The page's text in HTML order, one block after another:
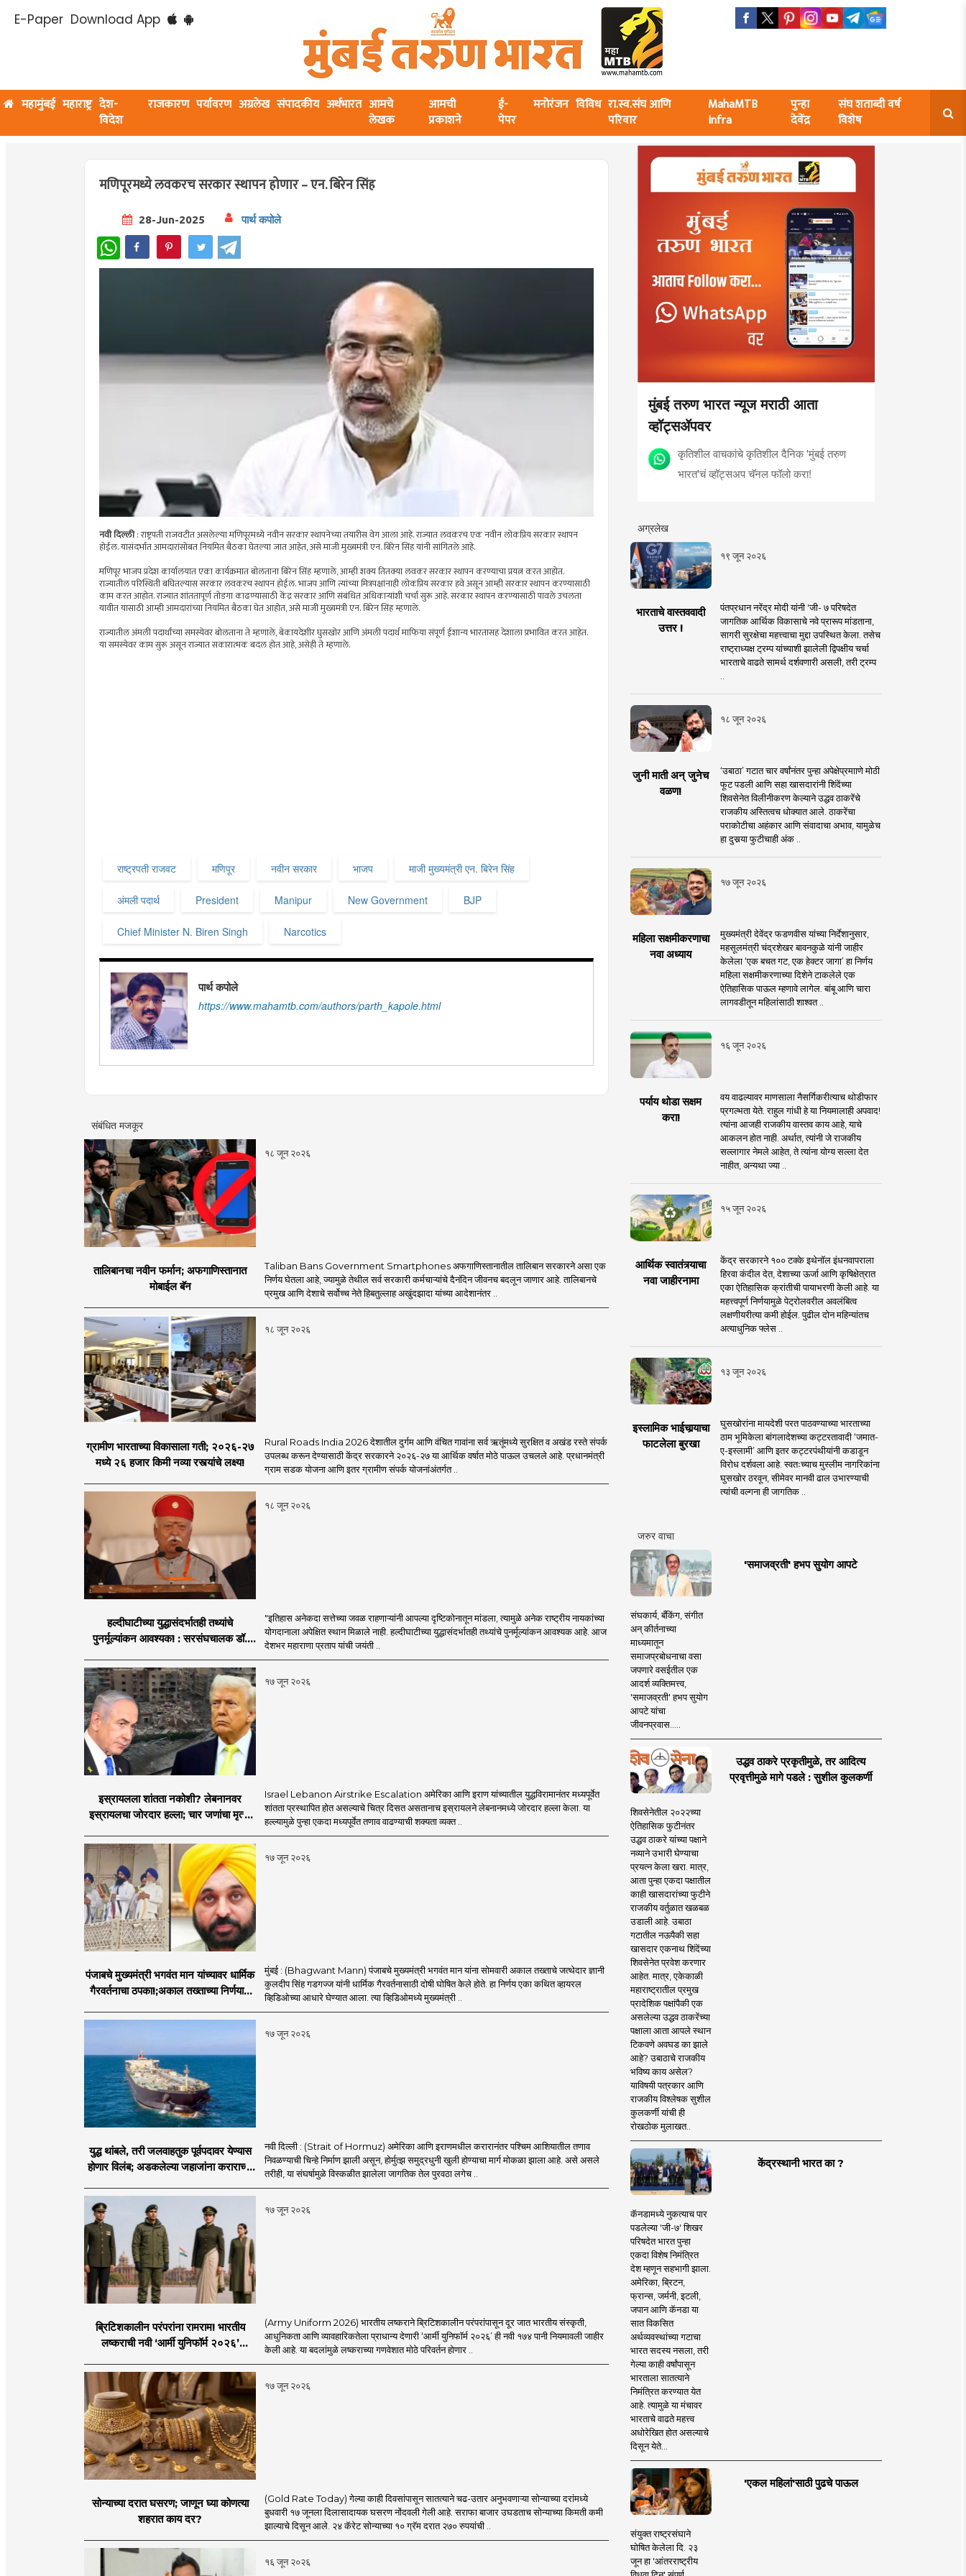
E-Paper Download App
महामुंबई महाराष्ट्र देश-
विदेश
राजकारण पर्यावरण अग्रलेख संपादकीय अर्थभारत आमचे
लेखक
आमची
प्रकाशने
ई-
पेपर
मनोरंजन विविध रा.स्व.संघ आणि
परिवार
MahaMTB
Infra
पुन्हा
देवेंद्र
संघ शताब्दी वर्ष
विशेष
मणिपूरमध्ये लवकरच सरकार स्थापन होणार – एन. बिरेन सिंह
28-Jun-2025 पार्थ कपोले
WhatsApp
नवी दिल्ली: राष्ट्रपती राजवटीत असलेल्या मणिपूरमध्ये नवीन सरकार स्थापनेच्या तयारीस वेग आला आहे. राज्यात लवकरच एक नवीन लोकप्रिय सरकार स्थापन
होईल. यासंदर्भात आमदारांसोबत नियमित बैठका घेतल्या जात आहेत, असे माजी मुख्यमंत्री एन. बिरेन सिंह यांनी सांगितले आहे.
मणिपूर भाजप प्रदेश कार्यालयात एका कार्यक्रमात बोलताना बिरेन सिंह म्हणाले, आम्ही शक्य तितक्या लवकर सरकार स्थापन करण्याचा प्रयत्न करत आहोत.
राज्यातील परिस्थिती बघितल्यास सरकार लवकरच स्थापन होईल. भाजप आणि त्यांच्या मित्रपक्षांनाही लोकप्रिय सरकार हवे असून आम्ही सरकार स्थापन करण्यासाठी
काम करत आहोत. राज्यात शांततापूर्ण तोडगा काढण्यासाठी केंद्र सरकार आणि संबंधित अधिकाऱ्यांशी चर्चा सुरू आहे. सरकार स्थापन करण्यासाठी पावले उचलता
यावीत यासाठी आम्ही आमदारांच्या नियमित बैठका घेत आहोत, असे माजी मुख्यमंत्री एन. बिरेन सिंह म्हणाले.
राज्यातील अंमली पदार्थांच्या समस्येवर बोलताना ते म्हणाले, बेकायदेशीर घुसखोर आणि अंमली पदार्थ माफिया संपूर्ण ईशान्य भारतासह देशाला प्रभावित करत आहेत.
या समस्येवर काम सुरू असून राज्यात सकारात्मक बदल होत आहे, असेही ते म्हणाले.
राष्ट्रपती राजवट मणिपूर नवीन सरकार भाजप माजी मुख्यमंत्री एन. बिरेन सिंह
अंमली पदार्थ President Manipur New Government BJP
Chief Minister N. Biren Singh Narcotics
पार्थ कपोले
https://www.mahamtb.com/authors/parth_kapole.html
संबंधित मजकूर
१८ जून २०२६
तालिबानचा नवीन फर्मान; अफगाणिस्तानात
मोबाईल बॅन
Taliban Bans Government Smartphones अफगाणिस्तानातील तालिबान सरकारने असा एक
निर्णय घेतला आहे, ज्यामुळे तेथील सर्व सरकारी कर्मचाऱ्यांचे दैनंदिन जीवनच बदलून जाणार आहे. तालिबानचे
प्रमुख आणि देशाचे सर्वोच्च नेते हिबतुल्लाह अखुंदझादा यांच्या आदेशानंतर ..
१८ जून २०२६
ग्रामीण भारताच्या विकासाला गती; २०२६-२७
मध्ये २६ हजार किमी नव्या रस्त्यांचे लक्ष्य!
Rural Roads India 2026 देशातील दुर्गम आणि वंचित गावांना सर्व ऋतूंमध्ये सुरक्षित व अखंड रस्ते संपर्क
उपलब्ध करून देण्यासाठी केंद्र सरकारने २०२६-२७ या आर्थिक वर्षात मोठे पाऊल उचलले आहे. प्रधानमंत्री
ग्राम सडक योजना आणि इतर ग्रामीण संपर्क योजनांअंतर्गत ..
१८ जून २०२६
हल्दीघाटीच्या युद्धासंदर्भातही तथ्यांचे
पुनर्मूल्यांकन आवश्यक! : सरसंघचालक डॉ.
"इतिहास अनेकदा सत्तेच्या जवळ राहणाऱ्यांनी आपल्या दृष्टिकोनातून मांडला, त्यामुळे अनेक राष्ट्रीय नायकांच्या
योगदानाला अपेक्षित स्थान मिळाले नाही. हल्दीघाटीच्या युद्धासंदर्भातही तथ्यांचे पुनर्मूल्यांकन आवश्यक आहे. आज
देशभर महाराणा प्रताप यांची जयंती ..
१७ जून २०२६
इस्रायलला शांतता नकोशी? लेबनानवर
इस्रायलचा जोरदार हल्ला; चार जणांचा मृत्यू,
Israel Lebanon Airstrike Escalation अमेरिका आणि इराण यांच्यातील युद्धविरामानंतर मध्यपूर्वेत
शांतता प्रस्थापित होत असल्याचे चित्र दिसत असतानाच इस्रायलने लेबनानमध्ये जोरदार हल्ला केला. या
हल्ल्यामुळे पुन्हा एकदा मध्यपूर्वेत तणाव वाढण्याची शक्यता व्यक्त ..
१७ जून २०२६
पंजाबचे मुख्यमंत्री भगवंत मान यांच्यावर धार्मिक
गैरवर्तनाचा ठपका!;अकाल तख्ताच्या निर्णयाने
मुंबई : (Bhagwant Mann) पंजाबचे मुख्यमंत्री भगवंत मान यांना सोमवारी अकाल तख्ताचे जत्थेदार ज्ञानी
कुलदीप सिंह गडगज्ज यांनी धार्मिक गैरवर्तनासाठी दोषी घोषित केले होते. हा निर्णय एका कथित व्हायरल
व्हिडिओच्या आधारे घेण्यात आला. त्या व्हिडिओमध्ये मुख्यमंत्री ..
१७ जून २०२६
युद्ध थांबले, तरी जलवाहतुक पूर्वपदावर येण्यास
होणार विलंब; अडकलेल्या जहाजांना कराराच्या
नवी दिल्ली : (Strait of Hormuz) अमेरिका आणि इराणमधील करारानंतर पश्चिम आशियातील तणाव
निवळण्याची चिन्हे निर्माण झाली असून, होर्मुत्झ समुद्रधुनी खुली होण्याचा मार्ग मोकळा झाला आहे. असे असले
तरीही, या संघर्षामुळे विस्कळीत झालेला जागतिक तेल पुरवठा लगेच ..
१७ जून २०२६
ब्रिटिशकालीन परंपरांना रामराम! भारतीय
लष्कराची नवी ‘आर्मी युनिफॉर्म २०२६’
(Army Uniform 2026) भारतीय लष्कराने ब्रिटिशकालीन परंपरांपासून दूर जात भारतीय संस्कृती,
आधुनिकता आणि व्यावहारिकतेला प्राधान्य देणारी ‘आर्मी युनिफॉर्म २०२६’ ही नवी १७४ पानी नियमावली जाहीर
केली आहे. या बदलांमुळे लष्कराच्या गणवेशात मोठे परिवर्तन होणार ..
१७ जून २०२६
सोन्याच्या दरात घसरण; जाणून घ्या कोणत्या
शहरात काय दर?
(Gold Rate Today) गेल्या काही दिवसांपासून सातत्याने चढ-उतार अनुभवणाऱ्या सोन्याच्या दरांमध्ये
बुधवारी १७ जूनला दिलासादायक घसरण नोंदवली गेली आहे. सराफा बाजार उघडताच सोन्याच्या किमती कमी
झाल्याचे दिसून आले. २४ कॅरेट सोन्याच्या १० ग्रॅम दरात २७० रुपयांची ..
१६ जून २०२६
मुंबई तरुण भारत न्यूज मराठी आता
व्हॉट्सॲपवर
कृतिशील वाचकांचे कृतिशील दैनिक 'मुंबई तरुण
भारत'चं व्हॉट्सअप चॅनल फॉलो करा!
अग्रलेख
१९ जून २०२६
भारताचे वास्तववादी
उत्तर !
पंतप्रधान नरेंद्र मोदी यांनी 'जी- ७ परिषदेत
जागतिक आर्थिक विकासाचे नवे प्रारूप मांडताना,
सागरी सुरक्षेचा महत्त्वाचा मुद्दा उपस्थित केला. तसेच
राष्ट्राध्यक्ष ट्रम्प यांच्याशी झालेली द्विपक्षीय चर्चा
भारताचे वाढते सामर्थ दर्शवणारी असली, तरी ट्रम्प
१८ जून २०२६
जुनी माती अन् जुनेच
वळण!
‘उबाठा’ गटात चार वर्षांनंतर पुन्हा अपेक्षेप्रमााणे मोठी
फूट पडली आणि सहा खासदारांनी शिंदेंच्या
शिवसेनेत विलीनीकरण केल्याने उद्धव ठाकरेंचे
राजकीय अस्तित्वच धोक्यात आले. ठाकरेंचा
पराकोटीचा अहंकार आणि संवादाचा अभाव, यामुळेच
हा दुसर्‍या फुटीचाही अंक ..
१७ जून २०२६
महिला सक्षमीकरणाचा
नवा अध्याय
मुख्यमंत्री देवेंद्र फडणवीस यांच्या निर्देशानुसार,
महसूलमंत्री चंद्रशेखर बावनकुळे यांनी जाहीर
केलेला ‘एक बचत गट, एक हेक्टर जागा’ हा निर्णय
महिला सक्षमीकरणाच्या दिशेने टाकलेले एक
ऐतिहासिक पाऊल म्हणावे लागेल. बांबू आणि चारा
लागवडीतून महिलांसाठी शाश्वत ..
१६ जून २०२६
पर्याय थोडा सक्षम
करा!
वय वाढल्यावर माणसाला नैसर्गिकरीत्याच थोडीफार
प्रगल्भता येते. राहुल गांधी हे या नियमालाही अपवाद!
त्यांना आजही राजकीय वास्तव काय आहे, याचे
आकलन होत नाही. अर्थात, त्यांनी जे राजकीय
सल्लागार नेमले आहेत, ते त्यांना योग्य सल्ला देत
नाहीत, अन्यथा ज्या ..
१५ जून २०२६
आर्थिक स्वातंत्र्याचा
नवा जाहीरनामा
केंद्र सरकारने १०० टक्के इथेनॉल इंधनवापराला
हिरवा कंदील देत, देशाच्या ऊर्जा आणि कृषिक्षेत्रात
एका ऐतिहासिक क्रांतीची पायाभरणी केली आहे. या
महत्त्वपूर्ण निर्णयामुळे पेट्रोलवरील अवलंबित्व
लक्षणीयरीत्या कमी होईल. पुढील दोन महिन्यांतच
अत्याधुनिक फ्लेस ..
१३ जून २०२६
इस्लामिक भाईचार्‍याचा
फाटलेला बुरखा
घुसखोरांना मायदेशी परत पाठवण्याच्या भारताच्या
ठाम भूमिकेला बांगलादेशच्या कट्टरतावादी ‘जमात-
ए-इस्लामी’ आणि इतर कट्टरपंथीयांनी कडाडून
विरोध दर्शवला आहे. स्वतःच्याच मुस्लीम नागरिकांना
घुसखोर ठरवून, सीमेवर मानवी ढाल उभारण्याची
त्यांची वल्गना ही जागतिक ..
जरुर वाचा
'समाजव्रती' हभप सुयोग आपटे
संघकार्य, बँकिंग, संगीत
अन् कीर्तनाच्या
माध्यमातून
समाजप्रबोधनाचा वसा
जपणारे वसईतील एक
आदर्श व्यक्तिमत्त्व,
'समाजव्रती' हभप सुयोग
आपटे यांचा
जीवनप्रवास.....
उद्धव ठाकरे प्रकृतीमुळे, तर आदित्य
प्रवृत्तीमुळे मागे पडले : सुशील कुलकर्णी
शिवसेनेतील २०२२च्या
ऐतिहासिक फुटीनंतर
उद्धव ठाकरे यांच्या पक्षाने
नव्याने उभारी घेण्याचा
प्रयत्न केला खरा. मात्र,
आता पुन्हा एकदा पक्षातील
काही खासदारांच्या फुटीने
राजकीय वर्तुळात खळबळ
उडाली आहे. उबाठा
गटातील नऊपैकी सहा
खासदार एकनाथ शिंदेंच्या
शिवसेनेत प्रवेश करणार
आहेत. मात्र, एकेकाळी
महाराष्ट्रातील प्रमुख
प्रादेशिक पक्षांपैकी एक
असलेल्या उद्धव ठाकरेंच्या
पक्षाला आता आपले स्थान
टिकवणे अवघड का झाले
आहे? उबाठाचे राजकीय
भविष्य काय असेल?
याविषयी पत्रकार आणि
राजकीय विश्लेषक सुशील
कुलकर्णी यांची ही
रोखठोक मुलाखत..
केंद्रस्थानी भारत का ?
कॅनडामध्ये नुकत्याच पार
पडलेल्या 'जी-७' शिखर
परिषदेत भारत पुन्हा
एकदा विशेष निमंत्रित
देश म्हणून सहभागी झाला.
अमेरिका, ब्रिटन,
फ्रान्स, जर्मनी, इटली,
जपान आणि कॅनडा या
सात विकसित
अर्थव्यवस्थांच्या गटाचा
भारत सदस्य नसला, तरी
गेल्या काही वर्षांपासून
भारताला सातत्याने
निमंत्रित करण्यात येत
आहे. त्यामुळे या मंचावर
भारताचे वाढते महत्त्व
अधोरेखित होत असल्याचे
दिसून येते...
'एकल महिलां'साठी पुढचे पाऊल
संयुक्त राष्ट्रसंघाने
घोषित केलेला दि. २३
जून हा 'आंतरराष्ट्रीय